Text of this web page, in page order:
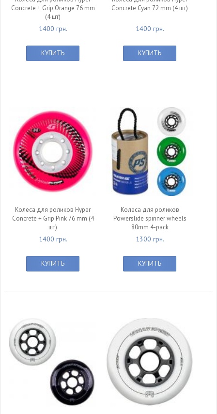
Concrete + Grip Orange 76 mm
(4 шт)
1400 грн.
КУПИТЬ
Concrete Cyan 72 mm (4 шт)
1400 грн.
КУПИТЬ
Колеса для роликов Hyper
Concrete + Grip Pink 76 mm (4
шт)
1400 грн.
КУПИТЬ
Колеса для роликов
Powerslide spinner wheels
80mm 4-pack
1300 грн.
КУПИТЬ